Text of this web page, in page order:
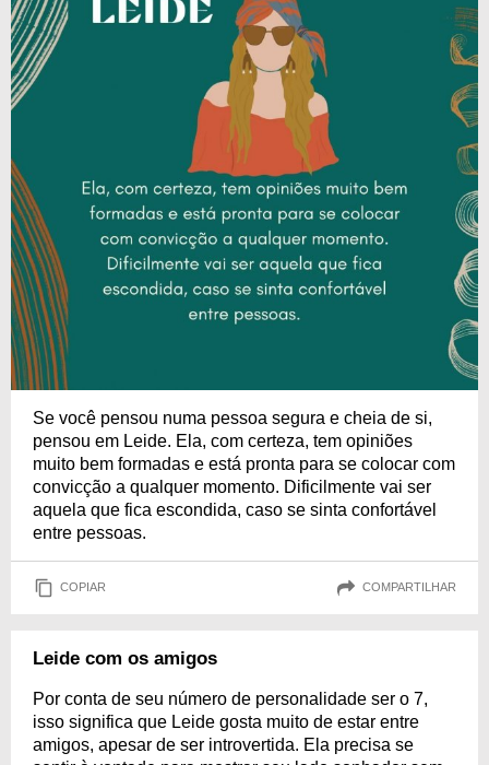
Se você pensou numa pessoa segura e cheia de si,
pensou em Leide. Ela, com certeza, tem opiniões
muito bem formadas e está pronta para se colocar com
convicção a qualquer momento. Dificilmente vai ser
aquela que fica escondida, caso se sinta confortável
entre pessoas.
COPIAR COMPARTILHAR
Leide com os amigos
Por conta de seu número de personalidade ser o 7,
isso significa que Leide gosta muito de estar entre
amigos, apesar de ser introvertida. Ela precisa se